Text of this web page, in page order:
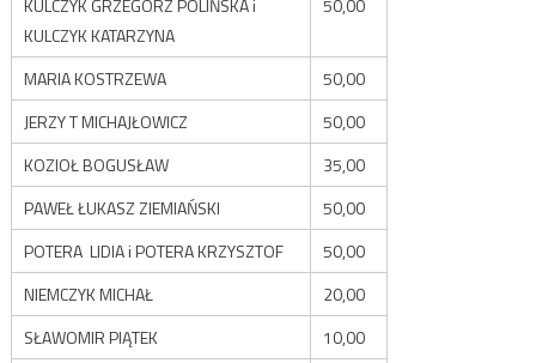
KULCZYK GRZEGORZ POLIŃSKA i
KULCZYK KATARZYNA
50,00
MARIA KOSTRZEWA
50,00
JERZY T MICHAJŁOWICZ
50,00
KOZIOŁ BOGUSŁAW
35,00
PAWEŁ ŁUKASZ ZIEMIAŃSKI
50,00
POTERA LIDIA i POTERA KRZYSZTOF
50,00
NIEMCZYK MICHAŁ
20,00
SŁAWOMIR PIĄTEK
10,00